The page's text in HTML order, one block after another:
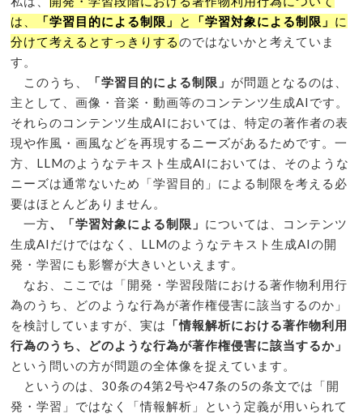
は、
「学習目的による制限」 と 「学習対象による制限」 に
分けて考えるとすっきりするのではないかと考えていま
す。
このうち、
「学習目的による制限」 が問題となるのは、
主として、画像・音楽・動画等のコンテンツ生成AIです。
それらのコンテンツ生成AIにおいては、特定の著作者の表
現や作風・画風などを再現するニーズがあるためです。一
方、LLMのようなテキスト生成AIにおいては、そのような
ニーズは通常ないため「学習目的」による制限を考える必
要はほとんどありません。
一方 、「学習対象による制限」 については、コンテンツ
生成AIだけではなく、LLMのようなテキスト生成AIの開
発・学習にも影響が大きいといえます。
なお、ここでは「開発・学習段階における著作物利用行
為のうち、どのような行為が著作権侵害に該当するのか」
を検討していますが、実は
「情報解析における著作物利用
行為のうち、どのような行為が著作権侵害に該当するか」
という問いの方が問題の全体像を捉えています。
というのは、30条の4第2号や47条の5の条文では「開
発・学習」ではなく「情報解析」という定義が用いられて